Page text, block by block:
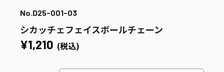
No.D25-001-03
シカッチェフェイスボールチェーン
¥1,210 (税込)